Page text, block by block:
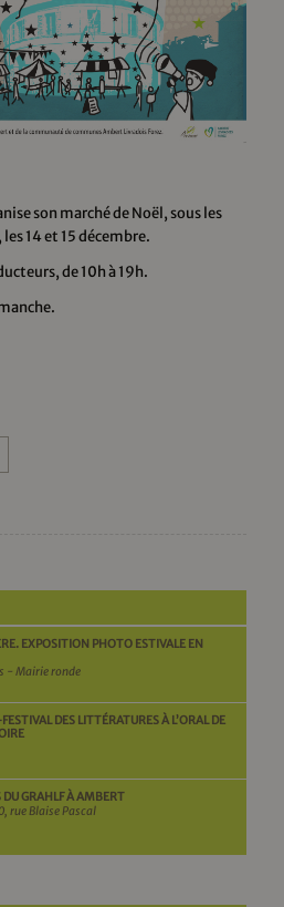
son marché de Noël, sous les
14 et 15 décembre.
de 10h à 19h.
EXPOSITION PHOTO ESTIVALE EN
- Mairie ronde
DES LITTÉRATURES À L’ORAL DE
DU GRAHLF À AMBERT
rue Blaise Pascal